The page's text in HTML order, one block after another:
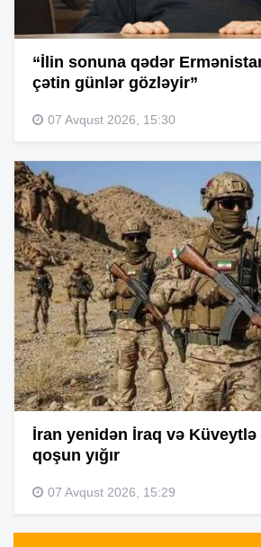
“İlin sonuna qədər
çətin günlər gözləyir”
07 Avqust 2026, 15:30
İran yenidən İraq və
qoşun yığır
07 Avqust 2026, 15:29